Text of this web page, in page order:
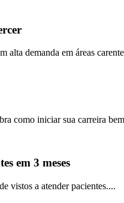
alta demanda em áreas
como iniciar sua carreira
em 3 meses
vistos a atender pacientes....